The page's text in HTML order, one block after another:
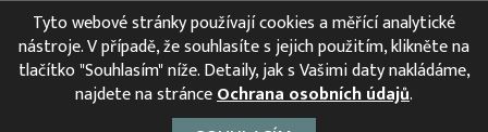
Tyto webové stránky používají cookies a měřící analytické
nástroje. V případě, že souhlasíte s jejich použitím, klikněte na
tlačítko "Souhlasím" níže. Detaily, jak s Vašimi daty nakládáme,
najdete na stránceOchrana osobních údajů.